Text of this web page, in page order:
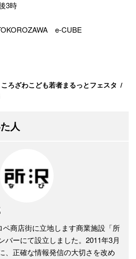
3時
e-CUBE
ころざわこども若者まるっとフェスタ
人
ペ商店街に立地します商業施設「所
バーにて設立しました。2011年3月
、正確な情報発信の大切さを改め